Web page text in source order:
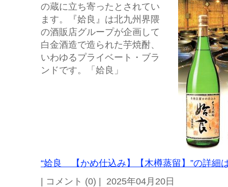
の蔵に立ち寄ったとされてい
ます。『姶良』は北九州界隈
の酒販店グループが企画して
白金酒造で造られた芋焼酎、
いわゆるプライベート・ブラ
ンドです。「姶良」
“姶良 【かめ仕込み】【木樽蒸留】”の詳細
| コメント (0) | 2025年04月20日